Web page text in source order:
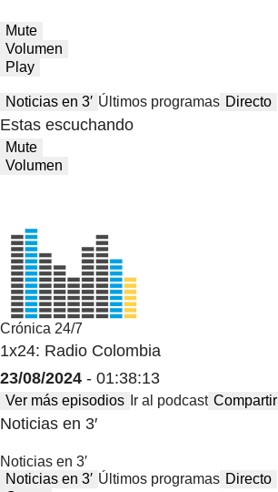
Mute
Volumen
Play
Noticias en 3′ Últimos programas Directo
Estas escuchando
Mute
Volumen
Crónica 24/7
1x24: Radio Colombia
23/08/2024 - 01:38:13
Ver más episodios Ir al podcast Compartir
Noticias en 3′
Noticias en 3′
Noticias en 3′ Últimos programas Directo